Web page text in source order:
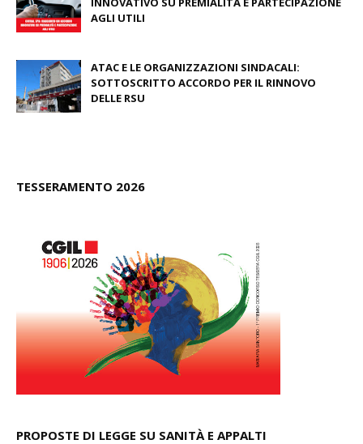
AGLI UTILI
ATAC E LE ORGANIZZAZIONI SINDACALI:
SOTTOSCRITTO ACCORDO PER IL RINNOVO
DELLE RSU
TESSERAMENTO 2026
PROPOSTE DI LEGGE SU SANITÀ E APPALTI